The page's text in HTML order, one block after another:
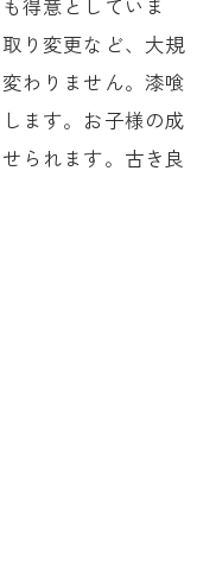
得意としていま
り変更など、大規
わりません。漆喰
ます。お子様の成
られます。古き良